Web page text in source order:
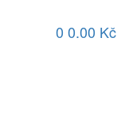
0 0.00 Kč